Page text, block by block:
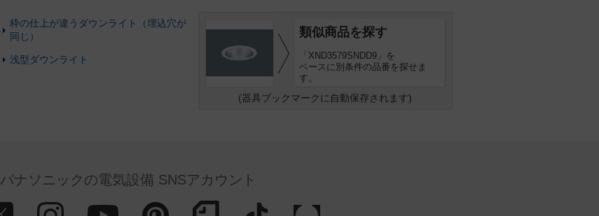
枠の仕上が違うダウンライト（埋込穴が
同じ）
浅型ダウンライト
類似商品を探す
「XND3579SNDD9」を
ベースに別条件の品番を探せま
す。
(器具ブックマークに自動保存されます)
パナソニックの電気設備 SNSアカウント